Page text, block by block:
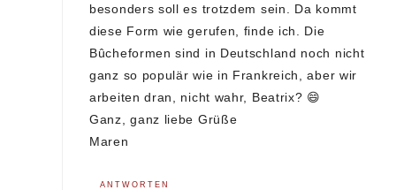
besonders soll es trotzdem sein. Da kommt
diese Form wie gerufen, finde ich. Die
Bûcheformen sind in Deutschland noch nicht
ganz so populär wie in Frankreich, aber wir
arbeiten dran, nicht wahr, Beatrix? 😄
Ganz, ganz liebe Grüße
Maren
ANTWORTEN